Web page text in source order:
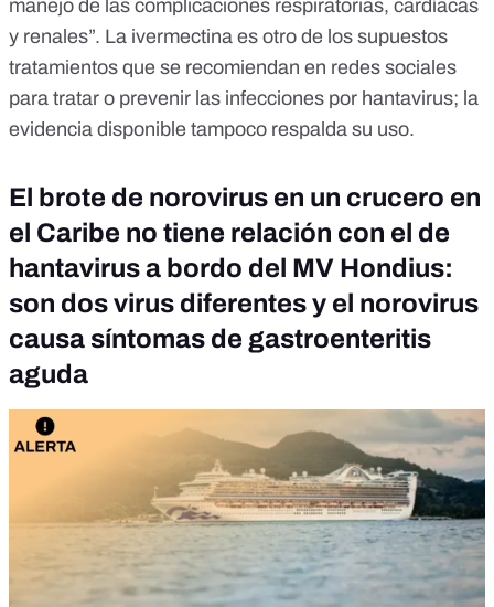
manejo de las complicaciones respiratorias, cardíacas
y renales”. La ivermectina es otro de los supuestos
tratamientos que se recomiendan en redes sociales
para tratar o prevenir las infecciones por hantavirus; la
evidencia disponible tampoco respalda su uso.
El brote de norovirus en un crucero en
el Caribe no tiene relación con el de
hantavirus a bordo del MV Hondius:
son dos virus diferentes y el norovirus
causa síntomas de gastroenteritis
aguda